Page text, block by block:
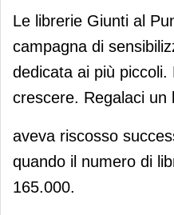
Giunti al Punto
campagna per
Le librerie Giunti al
campagna di
dedicata ai più piccoli.
crescere. Regalaci un
aveva riscosso
quando il numero di
165.000.